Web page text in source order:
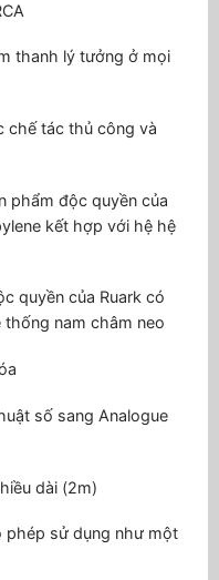
thanh lý tưởng ở mọi
chế tác thủ công và
phẩm độc quyền của
kết hợp với hệ hệ
quyền của Ruark có
nam châm neo
số sang Analogue
dài (2m)
phép sử dụng như một